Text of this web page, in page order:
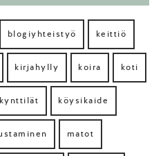
blogiyhteistyö keittiö
kirjahylly koira koti
kynttilät köysikaide
matot